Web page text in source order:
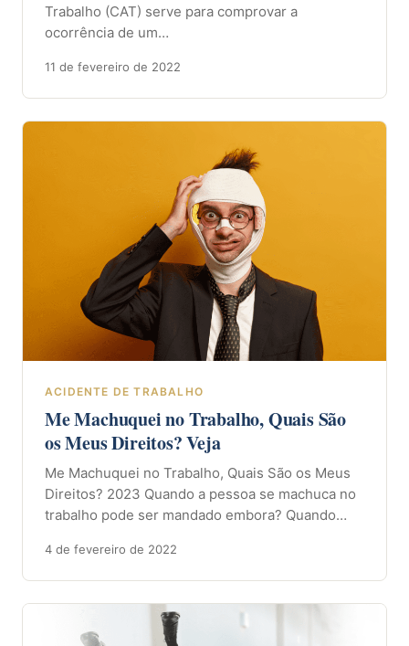
Trabalho (CAT) serve para comprovar a
ocorrência de um…
11 de fevereiro de 2022
ACIDENTE DE TRABALHO
Me Machuquei no Trabalho, Quais São
os Meus Direitos? Veja
Me Machuquei no Trabalho, Quais São os Meus
Direitos? 2023 Quando a pessoa se machuca no
trabalho pode ser mandado embora? Quando…
4 de fevereiro de 2022